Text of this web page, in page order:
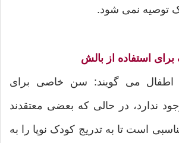
توصیه نمی شود.
استفاده از بالش
می گویند: سن خاصی برای
ندارد، در حالی که بعضی معتقدند
است تا به تدریج کودک نوپا را به